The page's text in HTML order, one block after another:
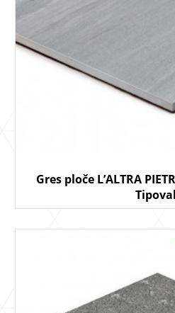
Gres ploče L’ALTRA